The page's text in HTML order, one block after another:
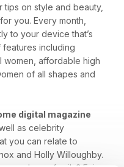
on style and beauty,
you. Every month,
to your device that’s
including
affordable high
of all shapes and
digital magazine
as celebrity
you can relate to
and Holly Willoughby.